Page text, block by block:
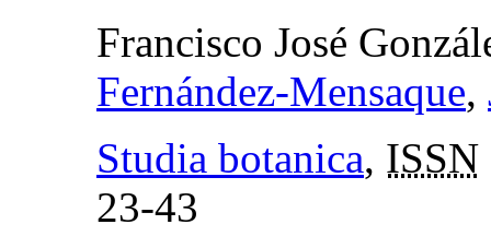
Francisco José
Fernández-Mensaque,
Studia botanica, ISSN
23-43